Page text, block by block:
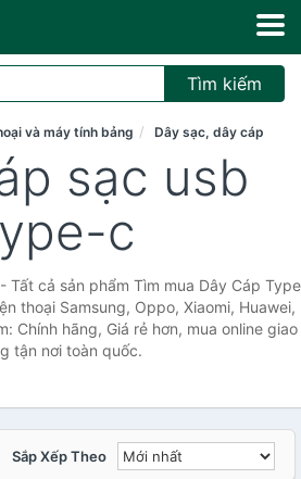
Tìm kiếm
và máy tính bảng Dây sạc, dây cáp
sạc usb
c
Tất cả sản phẩm Tìm mua Dây Cáp Type
thoại Samsung, Oppo, Xiaomi, Huawei,
Chính hãng, Giá rẻ hơn, mua online giao
tận nơi toàn quốc.
Sắp Xếp Theo